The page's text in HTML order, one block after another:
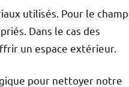
utilisés. Pour le champ
Dans le cas des
un espace extérieur.
pour nettoyer notre